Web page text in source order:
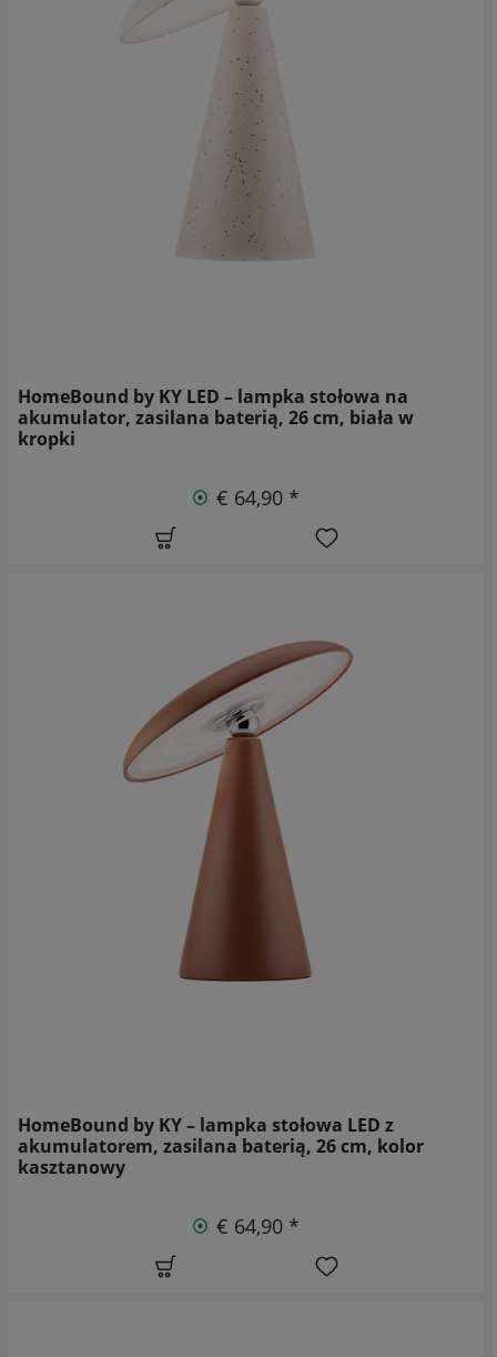
HomeBound by KY LED – lampka stołowa na
akumulator, zasilana baterią, 26 cm, biała w
kropki
€ 64,90 *
HomeBound by KY – lampka stołowa LED z
akumulatorem, zasilana baterią, 26 cm, kolor
kasztanowy
€ 64,90 *